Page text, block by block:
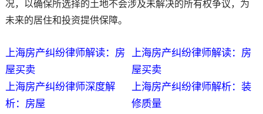
况，以确保所选择的土地不会涉及未解决的所有权争议，为
未来的居住和投资提供保障。
上海房产纠纷律师解读：房
屋买卖
上海房产纠纷律师解读：房
屋买卖
上海房产纠纷律师深度解
析：房屋
上海房产纠纷律师解析：装
修质量